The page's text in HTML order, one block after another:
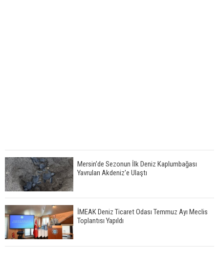
Mersin'de Sezonun İlk Deniz Kaplumbağası
Yavruları Akdeniz'e Ulaştı
İMEAK Deniz Ticaret Odası Temmuz Ayı Meclis
Toplantısı Yapıldı